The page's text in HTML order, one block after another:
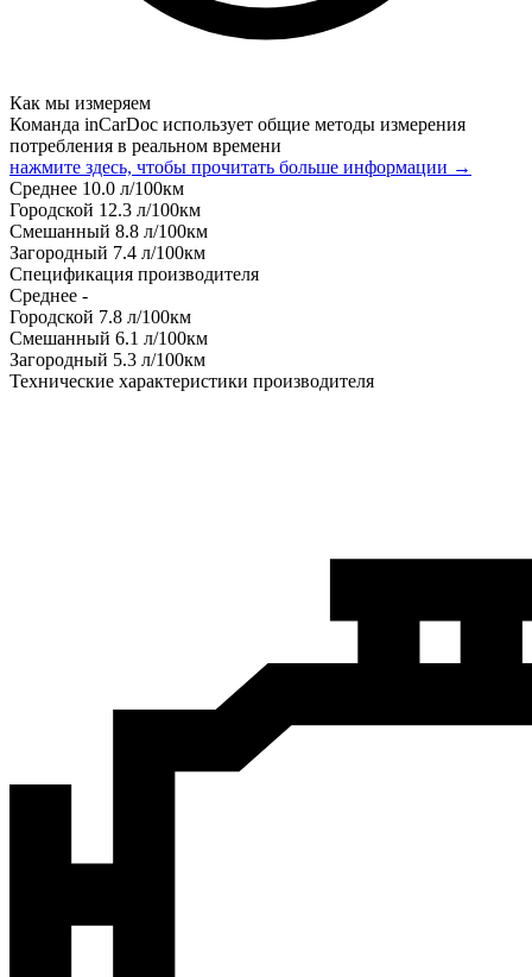
Как мы измеряем
Команда inCarDoc использует общие методы измерения
потребления в реальном времени
нажмите здесь, чтобы прочитать больше информации →
Среднее 10.0 л/100км
Городской 12.3 л/100км
Смешанный 8.8 л/100км
Загородный 7.4 л/100км
Спецификация производителя
Среднее -
Городской 7.8 л/100км
Смешанный 6.1 л/100км
Загородный 5.3 л/100км
Технические характеристики производителя